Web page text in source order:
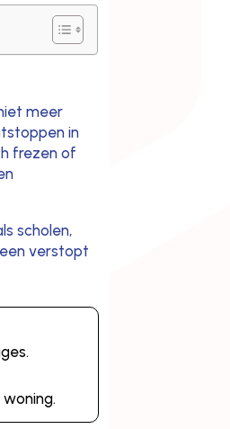
meer
in
frezen of
scholen,
verstopt